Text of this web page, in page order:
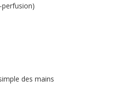
des mains